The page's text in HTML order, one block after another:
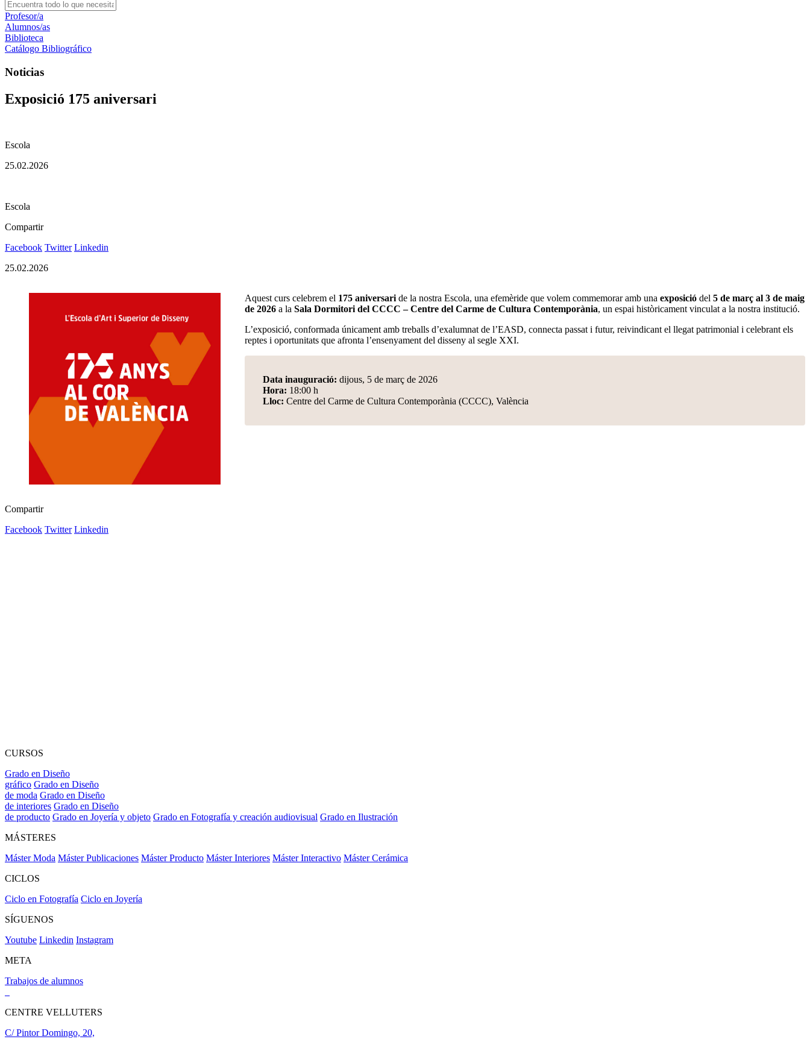
Profesor/a
Alumnos/as
Biblioteca
Catálogo Bibliográfico
Noticias
Exposició 175 aniversari
Escola
25.02.2026
Escola
Compartir
Facebook Twitter Linkedin
25.02.2026
Aquest curs celebrem el 175 aniversari de la nostra Escola, una efemèride que volem commemorar amb unaexposició del5 de març al 3 de maig
de 2026 a laSala Dormitori del CCCC – Centre del Carme de Cultura Contemporània, un espai històricament vinculat a la nostra institució.
L’exposició, conformada únicament amb treballs d’exalumnat de l’EASD, connecta passat i futur, reivindicant el llegat patrimonial i celebrant els
reptes i oportunitats que afronta l’ensenyament del disseny al segle XXI.
Data inauguració: dijous, 5 de març de 2026
Hora: 18:00 h
Lloc: Centre del Carme de Cultura Contemporània (CCCC), València
Compartir
Facebook Twitter Linkedin
CURSOS
Grado en Diseño
gráfico Grado en Diseño
de moda Grado en Diseño
de interiores Grado en Diseño
de producto Grado en Joyería y objeto Grado en Fotografía y creación audiovisual Grado en Ilustración
MÁSTERES
Máster Moda Máster Publicaciones Máster Producto Máster Interiores Máster Interactivo Máster Cerámica
CICLOS
Ciclo en Fotografía Ciclo en Joyería
SÍGUENOS
Youtube Linkedin Instagram
META
Trabajos de alumnos
CENTRE VELLUTERS
C/ Pintor Domingo, 20,